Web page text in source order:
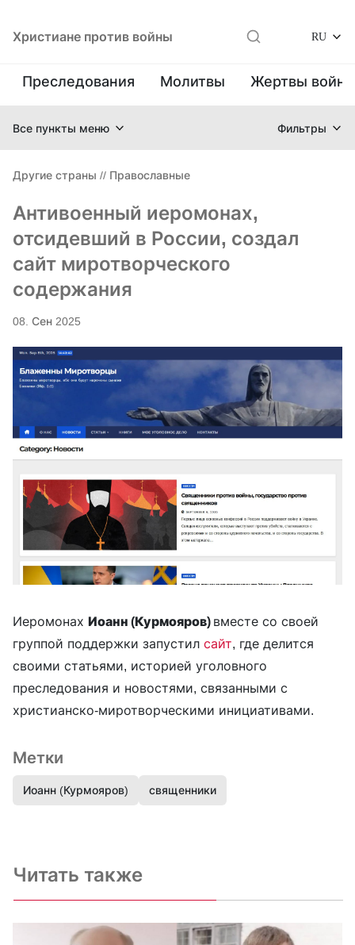
Христиане против войны RU
Преследования Молитвы Жертвы
Все пункты меню Фильтры
Другие страны // Православные
Антивоенный иеромонах,
отсидевший в России, создал
сайт миротворческого
содержания
08. Сен 2025
Иеромонах Иоанн (Курмояров) вместе со своей
группой поддержки запустил сайт, где делится
своими статьями, историей уголовного
преследования и новостями, связанными с
христианско-миротворческими инициативами.
Метки
Иоанн (Курмояров) священники
Читать также